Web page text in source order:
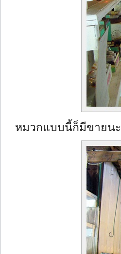
หมวกแบบนี้ก็มีขายนะ